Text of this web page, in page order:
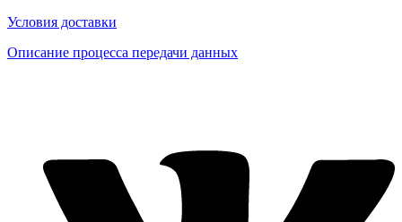
Условия доставки
Описание процесса передачи данных